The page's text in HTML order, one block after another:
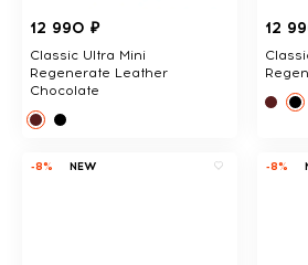
12 990 ₽
Classic Ultra Mini
Regenerate Leather
Chocolate
12
-8% NEW -8%